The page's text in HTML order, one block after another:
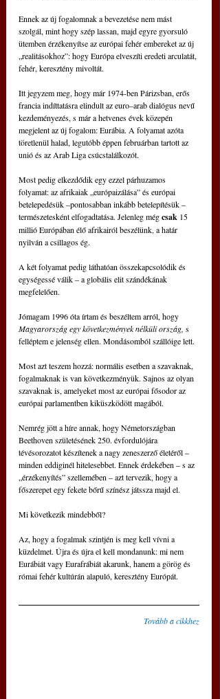
Ennek az új fogalomnak a bevezetése nem mást
szolgál, mint hogy szép lassan, majd egyre gyorsuló
ütemben érzékenyítse az európai fehér embereket az új
„realitásokhoz”: hogy Európa elveszíti eredeti arculatát,
fehér, keresztény mivoltát.
Itt jegyzem meg, hogy már 1974-ben Párizsban, erős
francia indíttatásra elindult az euro–arab dialógus nevű
kezdeményezés, s már a hetvenes évek közepén
megjelent az új fogalom: Eurábia. A folyamat azóta
töretlenül halad, legutóbb éppen februárban tartott az
unió és az Arab Liga csúcstalálkozót.
Most pedig elkezdődik egy ezzel párhuzamos
folyamat: az afrikaiak „európaizálása” és európai
betelepedésük –pontosabban inkább betelepítésük –
természetesként elfogadtatása. Jelenleg még csak 15
millió Európában élő afrikairól beszélünk, a határ
nyilván a csillagos ég.
A két folyamat pedig láthatóan összekapcsolódik és
egységessé válik – a globális elit szándékának
megfelelően.
Jómagam 1996 óta írtam és beszéltem arról, hogy
Magyarország egy következmények nélküli ország, s
felléptem e jelenség ellen. Mondásomból szállóige lett.
Most azt teszem hozzá: normális esetben a szavaknak,
fogalmaknak is van következményük. Sajnos az olyan
szavaknak is, amelyeket most az európai fősodor az
európai parlamentben kiküszködött magából.
Nemrég jött a híre annak, hogy Németországban
Beethoven születésének 250. évfordulójára
tévésorozatot készítenek a nagy zeneszerző életéről –
minden eddiginél hitelesebbet. Ennek érdekében – s az
„érzékenyítés” szellemében – azt tervezik, hogy a
főszerepet egy fekete bőrű színész játssza majd el.
Mi következik mindebből?
Az, hogy a fogalmak szintjén is meg kell vívni a
küzdelmet. Újra és újra el kell mondanunk: mi nem
Eurábiát vagy Eurafrábiát akarunk, hanem a görög és
római fehér kultúrán alapuló, keresztény Európát.
Tovább a cikkhez